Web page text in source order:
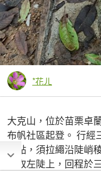
*花ㄦ
大克山，位於苗栗卓
布帆社區起登。 行經
據點，須拉繩沿陡
路取左陡上，回程